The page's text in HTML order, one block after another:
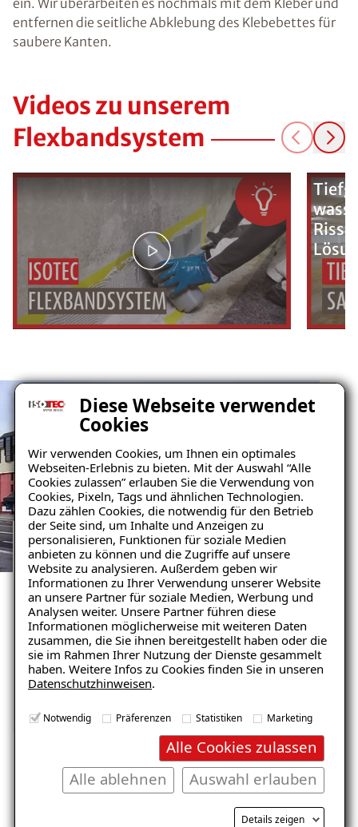
Diese Webseite verwendet
Cookies
Wir verwenden Cookies, um Ihnen ein optimales
Webseiten-Erlebnis zu bieten. Mit der Auswahl “Alle
Cookies zulassen” erlauben Sie die Verwendung von
Cookies, Pixeln, Tags und ähnlichen Technologien.
Dazu zählen Cookies, die notwendig für den Betrieb
der Seite sind, um Inhalte und Anzeigen zu
personalisieren, Funktionen für soziale Medien
anbieten zu können und die Zugriffe auf unsere
Website zu analysieren. Außerdem geben wir
Informationen zu Ihrer Verwendung unserer Website
an unsere Partner für soziale Medien, Werbung und
Analysen weiter. Unsere Partner führen diese
Informationen möglicherweise mit weiteren Daten
zusammen, die Sie ihnen bereitgestellt haben oder die
sie im Rahmen Ihrer Nutzung der Dienste gesammelt
haben. Weitere Infos zu Cookies finden Sie in unseren
Datenschutzhinweisen.
Notwendig Präferenzen Statistiken Marketing
Alle Cookies zulassen
Auswahl erlauben
Alle ablehnen
Details zeigen
ein. Wir überarbeiten es nochmals mit dem Kleber und
entfernen die seitliche Abklebung des Klebebettes für
saubere Kanten.
Videos zu unserem
Flexbandsystem
RISSINJEKTION/FLEXBANDSYSTEM
REFERENZEN ANSEHEN
Unsere zufriedenen
Kunden im Raum Basel
Mehr erfahren
ISOTEC-Qualität
Ratgeber „Beton“
– jetzt kostenlos
herunterladen!
Kostenlosen Ratgeber anfordern